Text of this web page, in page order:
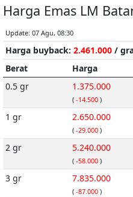
Harga Emas LM
Update: 07 Agu, 08:30
Harga buyback: 2.461.000 /
Berat Harga
0.5 gr
1.375.000
( -14.500 )
1 gr 2.650.000
( -29.000 )
2 gr 5.240.000
( -58.000 )
3 gr 7.835.000
( -87.000 )